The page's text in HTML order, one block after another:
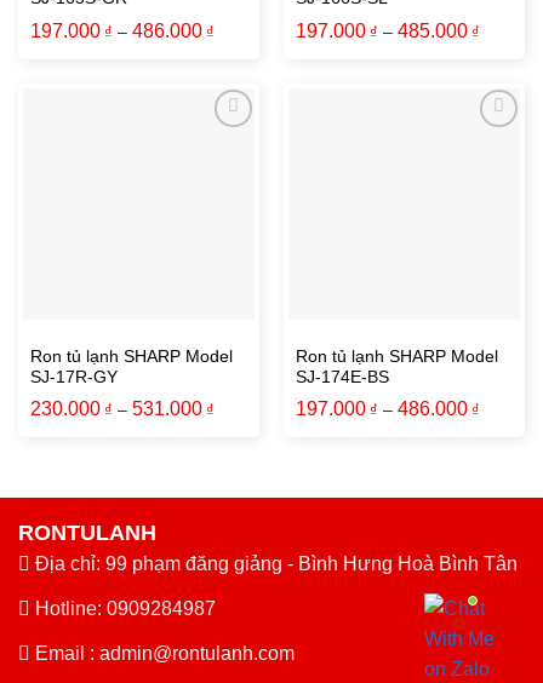
197.000 ₫ – 486.000 ₫ 197.000 ₫ – 485.000 ₫
Ron tủ lạnh SHARP Model
SJ-17R-GY
230.000 ₫ – 531.000 ₫
Ron tủ lạnh SHARP Model
SJ-174E-BS
197.000 ₫ – 486.000 ₫
RONTULANH
Địa chỉ: 99 phạm đăng giảng - Bình Hưng Hoà Bình Tân
Hotline: 0909284987
Email : admin@rontulanh.com